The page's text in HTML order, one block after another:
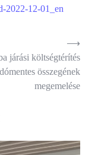
2022-12-01_en
járási költségtérítés
összegének
megemelése
⟶